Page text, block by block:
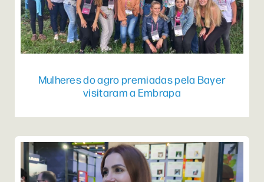
Mulheres do agro premiadas pela Bayer
visitaram a Embrapa